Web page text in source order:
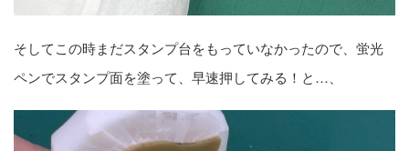
そしてこの時まだスタンプ台をもっていなかったので、蛍光
ペンでスタンプ面を塗って、早速押してみる！と…、